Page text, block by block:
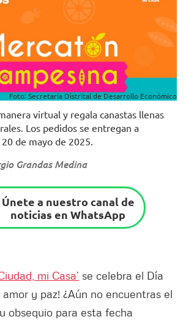
Foto: Secretaría Distrital de Desarrollo Económico
virtual y regala canastas llenas
Los pedidos se entregan a
de mayo de 2025.
Grandas Medina
Únete a nuestro canal de
noticias en WhatsApp
mi Casa’ se celebra el Día
y paz! ¿Aún no encuentras el
obsequio para esta fecha